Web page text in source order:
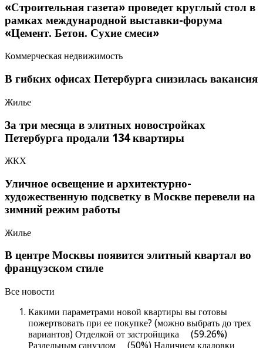
«Строительная газета» проведет круглый стол в
рамках международной выставки-форума
«Цемент. Бетон. Сухие смеси»
Коммерческая недвижимость
В гибких офисах Петербурга снизилась вакансия
Жилье
За три месяца в элитных новостройках
Петербурга продали 134 квартиры
ЖКХ
Уличное освещение и архитектурно-
художественную подсветку в Москве перевели на
зимний режим работы
Жилье
В центре Москвы появится элитный квартал во
французском стиле
Все новости
Какими параметрами новой квартиры вы готовы
пожертвовать при ее покупке? (можно выбрать до трех
вариантов) Отделкой от застройщика (59.26%)
Раздельным санузлом (50%) Наличием кладовки